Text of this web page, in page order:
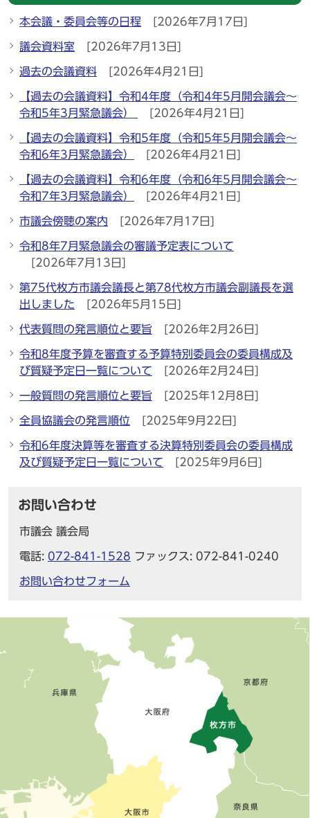
本会議・委員会等の日程 [2026年7月17日]
議会資料室 [2026年7月13日]
過去の会議資料 [2026年4月21日]
【過去の会議資料】令和4年度（令和4年5月開会議会～
令和5年3月緊急議会）
[2026年4月21日]
【過去の会議資料】令和5年度（令和5年5月開会議会～
令和6年3月緊急議会）
[2026年4月21日]
【過去の会議資料】令和6年度（令和6年5月開会議会～
令和7年3月緊急議会）
[2026年4月21日]
市議会傍聴の案内 [2026年7月17日]
令和8年7月緊急議会の審議予定表について
[2026年7月13日]
第75代枚方市議会議長と第78代枚方市議会副議長を選
出しました
[2026年5月15日]
代表質問の発言順位と要旨 [2026年2月26日]
令和8年度予算を審査する予算特別委員会の委員構成及
び質疑予定日一覧について
[2026年2月24日]
一般質問の発言順位と要旨 [2025年12月8日]
全員協議会の発言順位 [2025年9月22日]
令和6年度決算等を審査する決算特別委員会の委員構成
及び質疑予定日一覧について
[2025年9月6日]
お問い合わせ
市議会 議会局
電話: 072-841-1528 ファックス: 072-841-0240
お問い合わせフォーム